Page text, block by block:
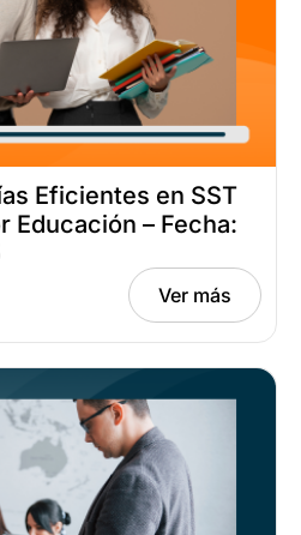
Eficientes en SST
Educación – Fecha:
Ver más